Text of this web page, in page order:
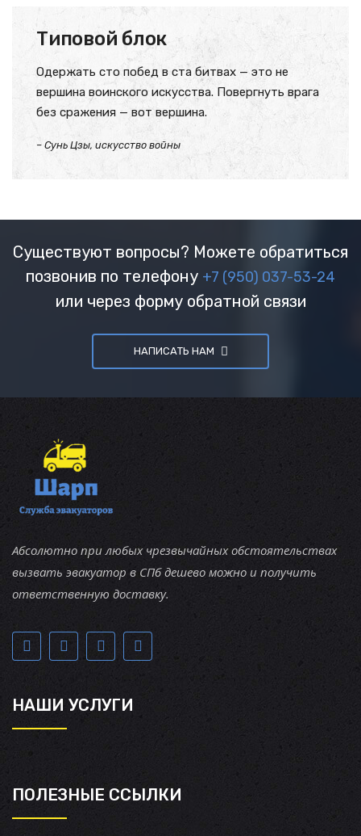
Типовой блок
Одержать сто побед в ста битвах — это не
вершина воинского искусства. Повергнуть врага
без сражения — вот вершина.
– Сунь Цзы, искусство войны
Существуют вопросы? Можете обратиться
позвонив по телефону +7 (950) 037-53-24
или через форму обратной связи
НАПИСАТЬ НАМ
Абсолютно при любых чрезвычайных обстоятельствах
вызвать эвакуатор в СПб дешево можно и получить
ответственную доставку.
НАШИ УСЛУГИ
ПОЛЕЗНЫЕ ССЫЛКИ